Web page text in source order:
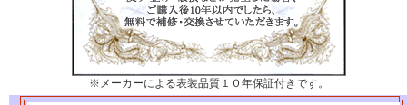
※メーカーによる表装品質１０年保証付きです。